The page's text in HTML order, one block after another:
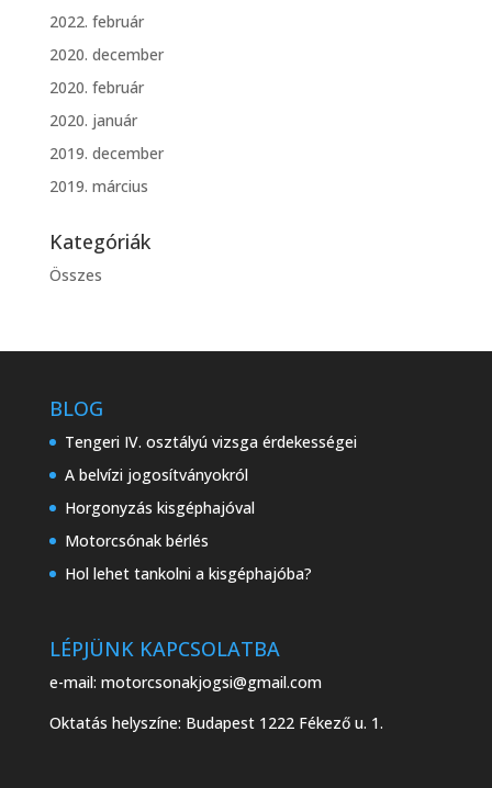
2022. február
2020. december
2020. február
2020. január
2019. december
2019. március
Kategóriák
Összes
BLOG
Tengeri IV. osztályú vizsga érdekességei
A belvízi jogosítványokról
Horgonyzás kisgéphajóval
Motorcsónak bérlés
Hol lehet tankolni a kisgéphajóba?
LÉPJÜNK KAPCSOLATBA
e-mail: motorcsonakjogsi@gmail.com
Oktatás helyszíne: Budapest 1222 Fékező u. 1.